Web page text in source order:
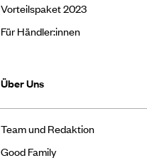
Vorteilspaket 2023
Für Händler:innen
Über Uns
Team und Redaktion
Good Family